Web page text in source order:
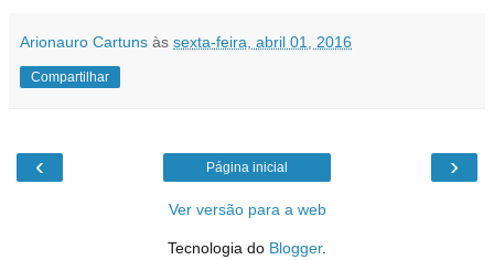
Arionauro Cartuns às sexta-feira, abril 01, 2016
Compartilhar
‹ ›
Página inicial
Ver versão para a web
Tecnologia do Blogger.